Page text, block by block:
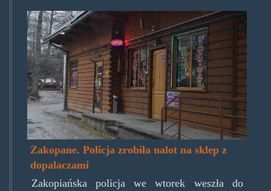
czterysodemkiwzakopcu.jpg
Zakopane. Policja zrobiła nalot na sklep z
dopalaczami
Zakopiańska policja we wtorek weszła do